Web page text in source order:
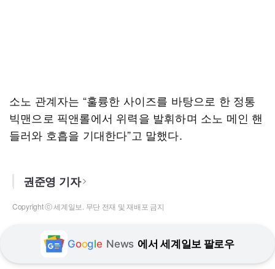
소노 관계자는 “훌륭한 사이즈를 바탕으로 한 정통
빅맨으로 픽앤롤에서 위력을 발휘하며 소노 메인 핸
들러와 호흡을 기대한다”고 말했다.
권준영 기자
Copyright ⓒ 세계일보. 무단 전재 및 재배포 금지
Google News 에서 세계일보 팔로우